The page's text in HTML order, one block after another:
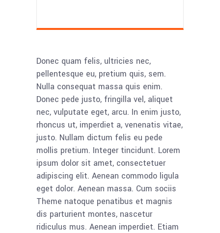
Donec quam felis, ultricies nec,
pellentesque eu, pretium quis, sem.
Nulla consequat massa quis enim.
Donec pede justo, fringilla vel, aliquet
nec, vulputate eget, arcu. In enim justo,
rhoncus ut, imperdiet a, venenatis vitae,
justo. Nullam dictum felis eu pede
mollis pretium. Integer tincidunt. Lorem
ipsum dolor sit amet, consectetuer
adipiscing elit. Aenean commodo ligula
eget dolor. Aenean massa. Cum sociis
Theme natoque penatibus et magnis
dis parturient montes, nascetur
ridiculus mus. Aenean imperdiet. Etiam